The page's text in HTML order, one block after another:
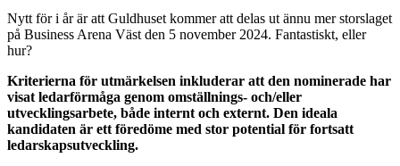
Nytt för i år är att Guldhuset kommer att delas ut ännu mer storslaget
på Business Arena Väst den 5 november 2024. Fantastiskt, eller
hur?
Kriterierna för utmärkelsen inkluderar att den nominerade har
visat ledarförmåga genom omställnings- och/eller
utvecklingsarbete, både internt och externt. Den ideala
kandidaten är ett föredöme med stor potential för fortsatt
ledarskapsutveckling.